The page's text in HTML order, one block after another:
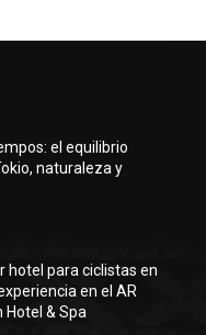
el equilibrio
naturaleza y
hotel para ciclistas en
en el AR
Hotel & Spa